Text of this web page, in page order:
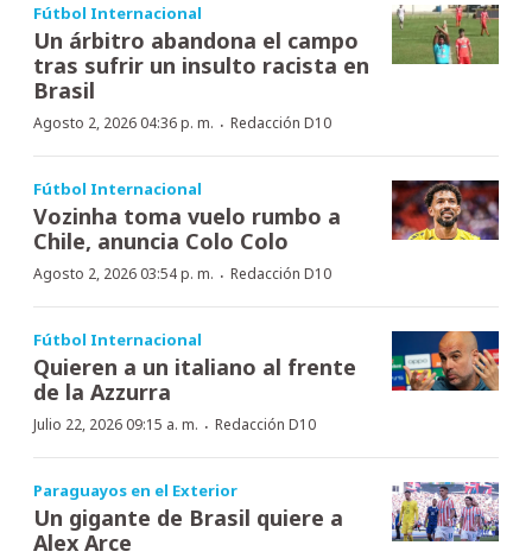
Fútbol Internacional
Un árbitro abandona el campo
tras sufrir un insulto racista en
Brasil
Agosto 2, 2026 04:36 p. m. · Redacción D10
Fútbol Internacional
Vozinha toma vuelo rumbo a
Chile, anuncia Colo Colo
Agosto 2, 2026 03:54 p. m. · Redacción D10
Fútbol Internacional
Quieren a un italiano al frente
de la Azzurra
Julio 22, 2026 09:15 a. m. · Redacción D10
Paraguayos en el Exterior
Un gigante de Brasil quiere a
Alex Arce